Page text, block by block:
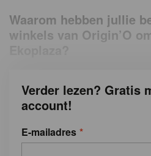
Waarom hebben jullie
winkels van Origin’O
Verder lezen? Gratis
account!
E-mailadres